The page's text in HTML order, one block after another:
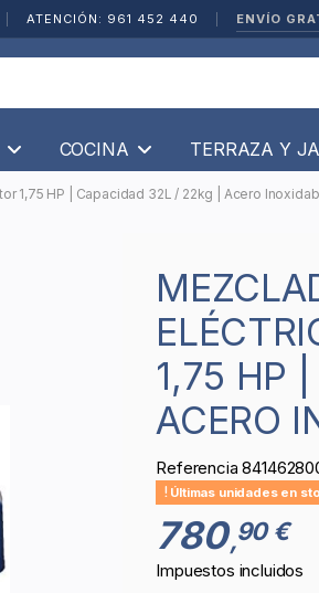
ATENCIÓN: 961 452 440 ENVÍO
COCINA TERRAZA Y
1,75 HP | Capacidad 32L / 22kg | Acero
MEZCLADORA DE CARNE
1,75 HP |
ACERO
Referencia
Últimas unidades en
780,90 €
Impuestos incluidos